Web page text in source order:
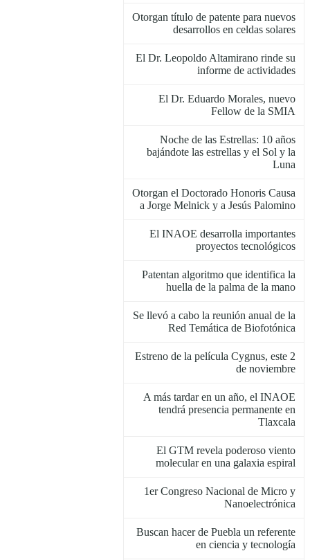
Otorgan título de patente para nuevos
desarrollos en celdas solares
El Dr. Leopoldo Altamirano rinde su
informe de actividades
El Dr. Eduardo Morales, nuevo
Fellow de la SMIA
Noche de las Estrellas: 10 años
bajándote las estrellas y el Sol y la
Luna
Otorgan el Doctorado Honoris Causa
a Jorge Melnick y a Jesús Palomino
El INAOE desarrolla importantes
proyectos tecnológicos
Patentan algoritmo que identifica la
huella de la palma de la mano
Se llevó a cabo la reunión anual de la
Red Temática de Biofotónica
Estreno de la película Cygnus, este 2
de noviembre
A más tardar en un año, el INAOE
tendrá presencia permanente en
Tlaxcala
El GTM revela poderoso viento
molecular en una galaxia espiral
1er Congreso Nacional de Micro y
Nanoelectrónica
Buscan hacer de Puebla un referente
en ciencia y tecnología